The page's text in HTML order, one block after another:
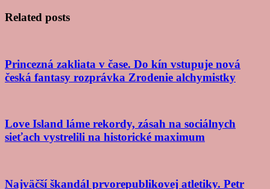
Related posts
Princezná zakliata v čase. Do kín vstupuje nová
česká fantasy rozprávka Zrodenie alchymistky
Love Island láme rekordy, zásah na sociálnych
sieťach vystrelili na historické maximum
Najväčší škandál prvorepublikovej atletiky. Petr